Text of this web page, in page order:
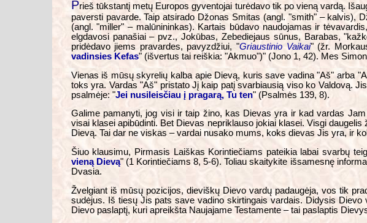
Prieš tūkstantį metų Europos gyventojai turėdavo tik po vieną vardą.
paversti pavarde. Taip atsirado Džonas Smitas (angl. "smith" – kalvis),
(angl. "miller" – malūnininkas). Kartais būdavo naudojamas ir
elgdavosi panašiai – pvz., Jokūbas, Zebediejaus sūnus, Barabas,
pridėdavo jiems pravardes, pavyzdžiui, "Griaustinio Vaikai" (žr.
vadinsies Kefas" (išvertus tai reiškia: "Akmuo")" (Jono 1, 42). Mes
Vienas iš mūsų skyrelių kalba apie Dievą, kuris save vadina "Aš" arba
toks yra. Vardas "Aš" pristato Jį kaip patį svarbiausią viso ko Valdovą.
psalmėje: "Jei nusileisčiau į pragarą, Tu ten" (Psalmės 139, 8).
Galime pamanyti, jog visi ir taip žino, kas Dievas yra ir kad vardas
visai klasei apibūdinti. Bet Dievas nepriklauso jokiai klasei. Visgi
Dievą. Tai dar ne viskas – vardai nusako mums, koks dievas Jis yra, ir
Šiuo klausimu, Pirmasis Laiškas Korintiečiams pateikia labai svarbų
vieną Dievą" (1 Korintiečiams 8, 5-6). Toliau skaitykite išsamesnę
Dvasia.
Žvelgiant iš mūsų pozicijos, dieviškų Dievo vardų padaugėja, vos tik
sudėjus. Iš tiesų Jis pats save vadino skirtingais vardais. Didysis
Dievo paslaptį, kuri apreikšta Naujajame Testamente – tai paslaptis